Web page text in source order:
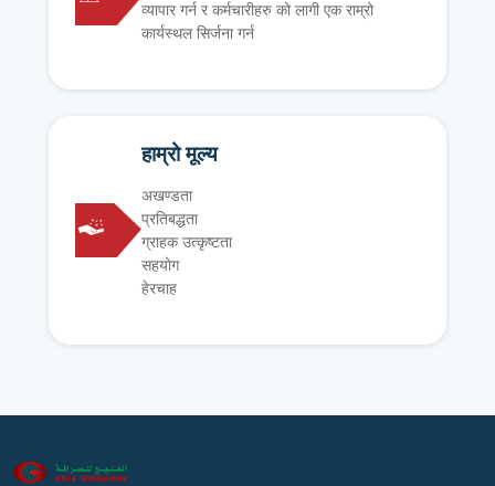
व्यापार गर्न र कर्मचारीहरु को लागी एक राम्रो
कार्यस्थल सिर्जना गर्न
हाम्रो मूल्य
अखण्डता
प्रतिबद्धता
ग्राहक उत्कृष्टता
सहयोग
हेरचाह